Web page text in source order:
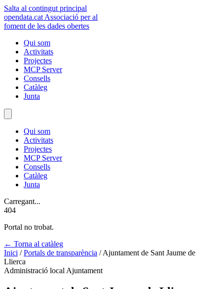
Salta al contingut principal
opendata.cat Associació per al
foment de les dades obertes
Qui som
Activitats
Projectes
MCP Server
Consells
Catàleg
Junta
Qui som
Activitats
Projectes
MCP Server
Consells
Catàleg
Junta
Carregant...
404
Portal no trobat.
← Torna al catàleg
Inici / Portals de transparència / Ajuntament de Sant Jaume de
Llierca
Administració local Ajuntament